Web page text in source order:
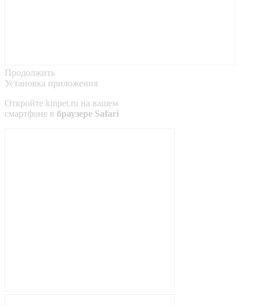
Продолжить
Установка приложения
Откройте kinpet.ru на вашем
смартфоне в браузере Safari